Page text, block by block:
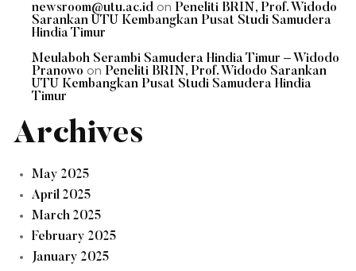
newsroom@utu.ac.id on Peneliti BRIN, Prof. Widodo
Sarankan UTU Kembangkan Pusat Studi Samudera
Hindia Timur
Meulaboh Serambi Samudera Hindia Timur – Widodo
Pranowo on Peneliti BRIN, Prof. Widodo Sarankan
UTU Kembangkan Pusat Studi Samudera Hindia
Timur
Archives
May 2025
April 2025
March 2025
February 2025
January 2025